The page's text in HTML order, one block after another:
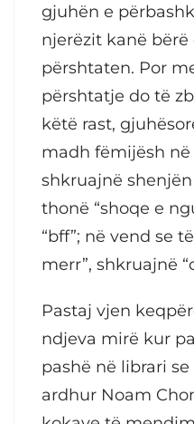
gjuhën e
njerëzit kanë
përshtaten. Por
përshtatje do të
këtë rast,
madh fëmijësh në
shkruajnë shenjën
thonë “shoqe e
“bff”; në vend se
merr”, shkruajnë
Pastaj vjen
ndjeva mirë kur
pashë në librari
ardhur Noam